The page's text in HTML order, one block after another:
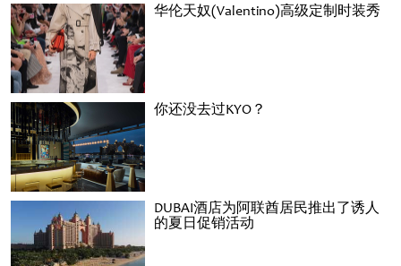
华伦天奴(Valentino)高级定制时装秀
你还没去过KYO？
DUBAI酒店为阿联酋居民推出了诱人
的夏日促销活动